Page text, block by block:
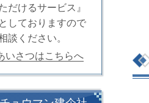
だけるサービス』
しておりますので
談ください。
いさつはこちらへ